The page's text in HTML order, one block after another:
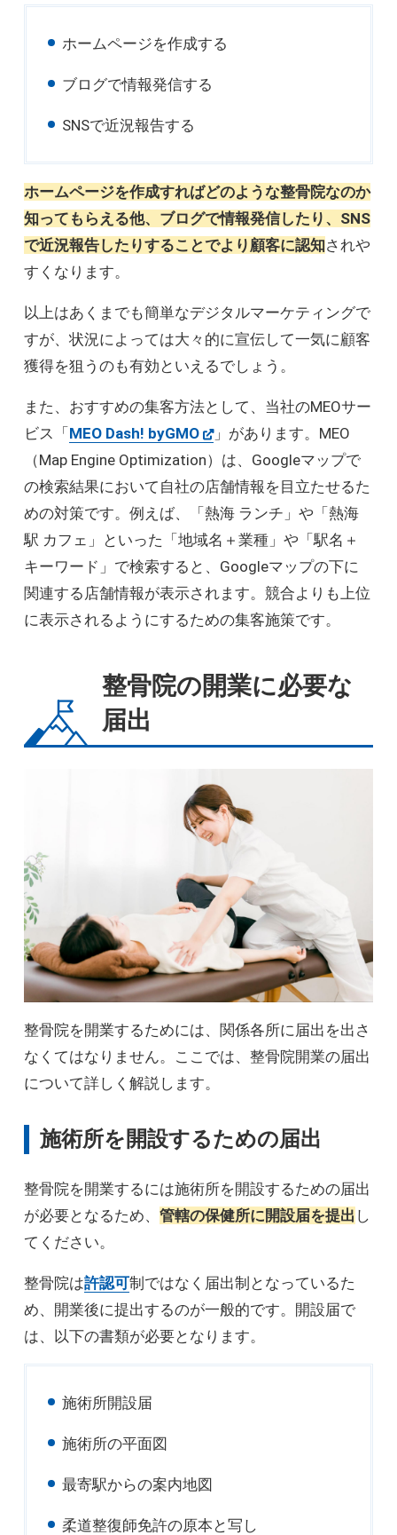
ホームページを作成する
ブログで情報発信する
SNSで近況報告する
ホームページを作成すればどのような整骨院なのか
知ってもらえる他、ブログで情報発信したり、SNS
で近況報告したりすることでより顧客に認知されや
すくなります。
以上はあくまでも簡単なデジタルマーケティングで
すが、状況によっては大々的に宣伝して一気に顧客
獲得を狙うのも有効といえるでしょう。
また、おすすめの集客方法として、当社のMEOサー
ビス「MEO Dash! byGMO
」があります。MEO
（Map Engine Optimization）は、Googleマップで
の検索結果において自社の店舗情報を目立たせるた
めの対策です。例えば、「熱海 ランチ」や「熱海
駅 カフェ」といった「地域名＋業種」や「駅名＋
キーワード」で検索すると、Googleマップの下に
関連する店舗情報が表示されます。競合よりも上位
に表示されるようにするための集客施策です。
整骨院の開業に必要な
届出
整骨院を開業するためには、関係各所に届出を出さ
なくてはなりません。ここでは、整骨院開業の届出
について詳しく解説します。
施術所を開設するための届出
整骨院を開業するには施術所を開設するための届出
が必要となるため、 管轄の保健所に開設届を提出 し
てください。
整骨院は許認可制ではなく届出制となっているた
め、開業後に提出するのが一般的です。開設届で
は、以下の書類が必要となります。
施術所開設届
施術所の平面図
最寄駅からの案内地図
柔道整復師免許の原本と写し